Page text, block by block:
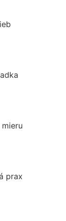
prax